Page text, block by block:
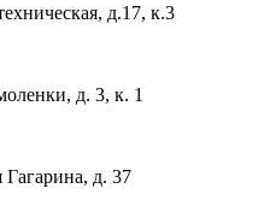
д.17, к.3
д. 3, к. 1
д. 37